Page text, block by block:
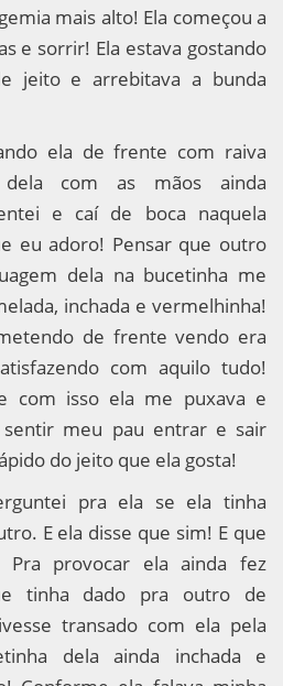
mais alto! Ela começou a
e sorrir! Ela estava gostando
jeito e arrebitava a bunda
ela de frente com raiva
com as mãos ainda
e caí de boca naquela
eu adoro! Pensar que outro
dela na bucetinha me
inchada e vermelhinha!
de frente vendo era
com aquilo tudo!
com isso ela me puxava e
meu pau entrar e sair
do jeito que ela gosta!
pra ela se ela tinha
E ela disse que sim! E que
Pra provocar ela ainda fez
tinha dado pra outro de
transado com ela pela
dela ainda inchada e